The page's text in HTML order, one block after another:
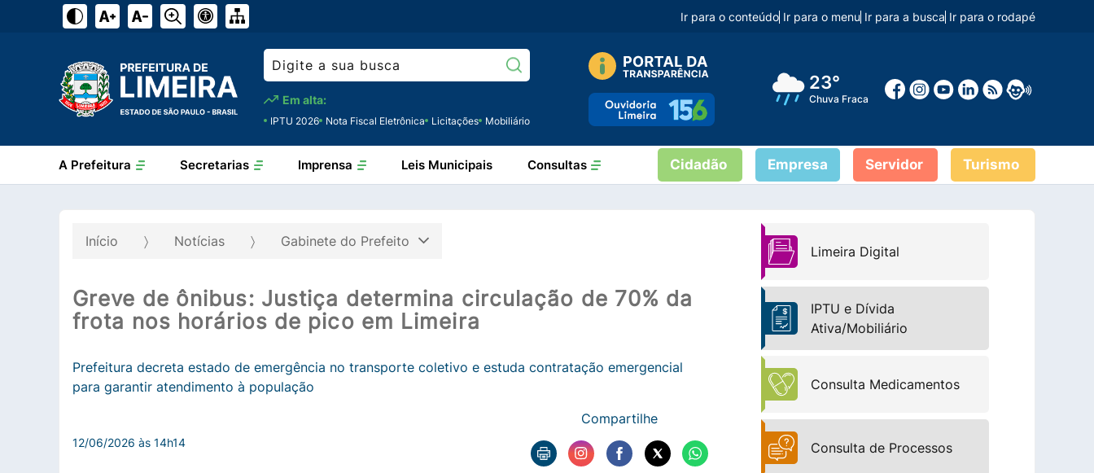
Ir para o conteúdo Ir para o menu Ir para a busca Ir para o rodapé
Pesquisar:
Em alta:
IPTU 2026 Nota Fiscal Eletrônica Licitações Mobiliário
23°
Chuva Fraca
Leis Municipais
A Prefeitura Secretarias Imprensa Consultas Cidadão Empresa Servidor Turismo
Início Notícias Gabinete do Prefeito
Greve de ônibus: Justiça determina circulação de 70% da
frota nos horários de pico em Limeira
Prefeitura decreta estado de emergência no transporte coletivo e estuda contratação emergencial
para garantir atendimento à população
12/06/2026 às 14h14
Compartilhe
Limeira Digital
IPTU e Dívida
Ativa/Mobiliário
Consulta Medicamentos
Consulta de Processos